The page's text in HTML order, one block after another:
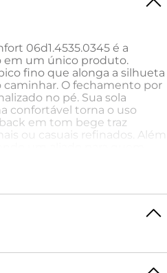
06d1.4535.0345 é a
em um único produto.
fino que alonga a silhueta
O fechamento por
no pé. Sua sola
confortável torna o uso
em tom bege traz
ou casuais refinados. Além
bolsa tiracolo minimalista.
clássica. O slingback de